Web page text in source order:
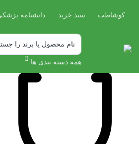
کوشاطب سبد خرید دانشنامه
همه دسته بندی ها